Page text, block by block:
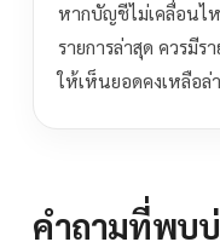
หากบัญชีไม่เคลื่อนไ
รายการล่าสุด ควรมีร
ให้เห็นยอดคงเหลือล่
คำถามที่พบ